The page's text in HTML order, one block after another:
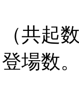
共起
場数